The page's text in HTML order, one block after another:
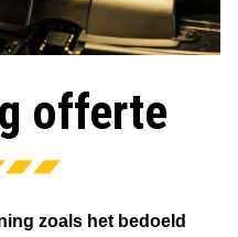
offerte
zoals het bedoeld